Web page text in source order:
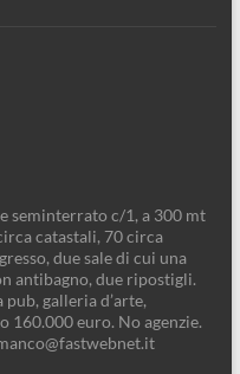
seminterrato c/1, a 300 mt
catastali, 70 circa
due sale di cui una
antibagno, due ripostigli.
galleria d’arte,
160.000 euro. No agenzie.